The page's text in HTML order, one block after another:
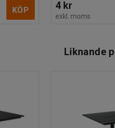
KÖP 4 kr
exkl. moms
Liknande